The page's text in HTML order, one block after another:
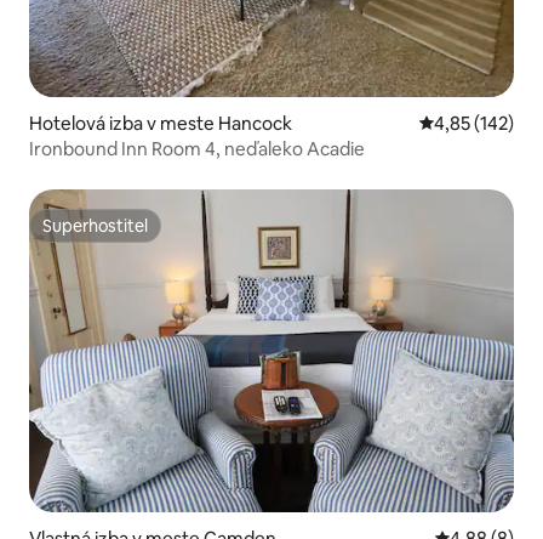
Hotelová izba v meste Hancock Priemerné
4,85 (142)
Ironbound Inn Room 4, neďaleko Acadie
Superhostiteľ
Superhostiteľ